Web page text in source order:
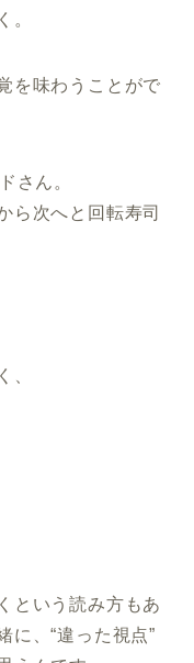
。
を味わうことがで
さん。
ら次へと回転寿司
、
という読み方もあ
に、“違った視点”